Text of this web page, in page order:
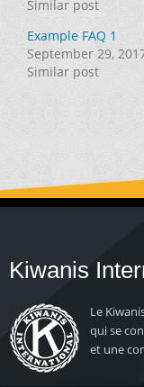
Similar post
Example FAQ 1
September 29,
Similar post
Kiwanis
Le
qui se
et une